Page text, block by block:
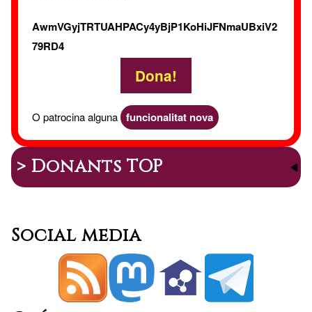
AwmVGyjTRTUAHPACy4yBjP1KoHiJFNmaUBxiV2
79RD4
Dona!
O patrocina alguna funcionalitat nova
> Donants TOP
Social media